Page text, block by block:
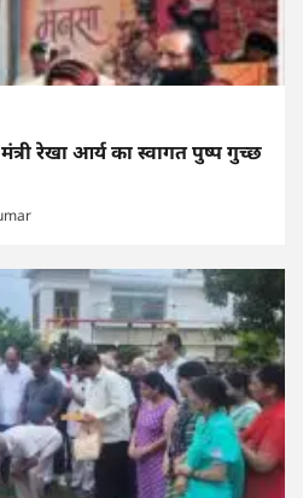
रेखा आर्य का स्वागत पुष्प गुच्छ